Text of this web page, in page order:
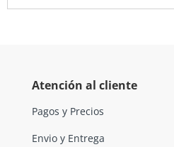
Atención al cliente
Pagos y Precios
Envio y Entrega